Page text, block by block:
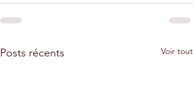
Posts récents Voir tout